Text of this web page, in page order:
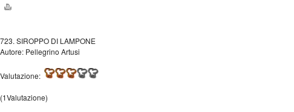
723. SIROPPO DI LAMPONE
Autore: Pellegrino Artusi
Valutazione:
(1Valutazione)